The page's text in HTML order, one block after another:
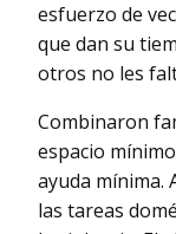
esfuerzo de
que dan su
otros no les
Combinaron
espacio
ayuda mínima.
las tareas